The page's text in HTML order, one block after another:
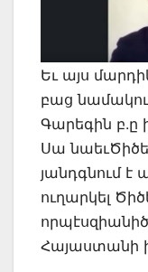
Եւ այս
բաց
Գարեգին բ.ը
Սա
յանդգնում է
ուղարկել
Հայաստանի